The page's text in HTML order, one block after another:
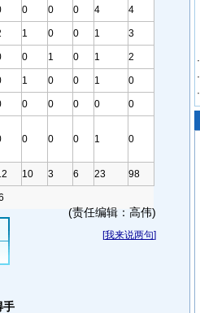
0 0 0 4 4
1 0 0 1 3
0 1 0 1 2
1 0 0 1 0
0 0 0 0 0
0 0 0 1 0
10 3 6 23 98
(责任编辑：高伟)
[我来说两句]
手
·
·
·